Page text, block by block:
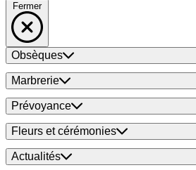
Fermer
Obsèques
Marbrerie
Prévoyance
Fleurs et cérémonies
Actualités